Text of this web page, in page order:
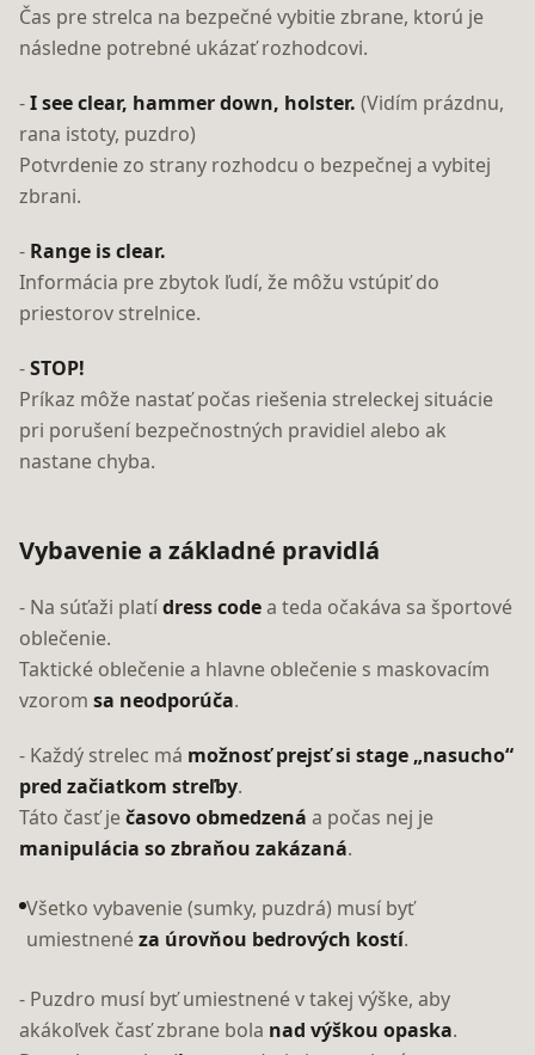
Čas pre strelca na bezpečné vybitie zbrane, ktorú je
následne potrebné ukázať rozhodcovi.
-I see clear, hammer down, holster. (Vidím prázdnu,
rana istoty, puzdro)
Potvrdenie zo strany rozhodcu o bezpečnej a vybitej
zbrani.
- Range is clear.
Informácia pre zbytok ľudí, že môžu vstúpiť do
priestorov strelnice.
-STOP!
Príkaz môže nastať počas riešenia streleckej situácie
pri porušení bezpečnostných pravidiel alebo ak
nastane chyba.
Vybavenie a základné pravidlá
- Na súťaži platídress codea teda očakáva sa športové
oblečenie.
Taktické oblečenie a hlavne oblečenie s maskovacím
vzorom sa neodporúča.
- Každý strelec má možnosť prejsť si stage „nasucho“
pred začiatkom streľby.
Táto časť ječasovo obmedzená a počas nej je
manipulácia so zbraňou zakázaná.
Všetko vybavenie (sumky, puzdrá) musí byť
umiestnenéza úrovňou bedrových kostí.
- Puzdro musí byť umiestnené v takej výške, aby
akákoľvek časť zbrane bola nad výškou opaska.